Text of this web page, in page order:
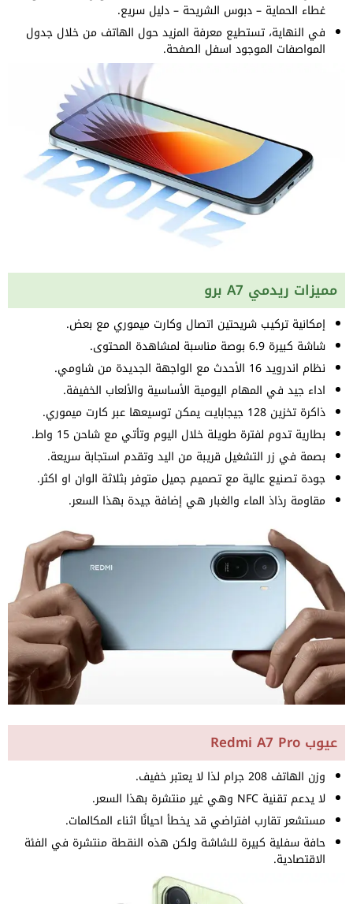
غطاء الحماية – دبوس الشريحة – دليل سريع.
في النهاية، تستطيع معرفة المزيد حول الهاتف من خلال جدول
المواصفات الموجود اسفل الصفحة.
مميزات ريدمي A7 برو
إمكانية تركيب شريحتين اتصال وكارت ميموري مع بعض.
شاشة كبيرة 6.9 بوصة مناسبة لمشاهدة المحتوى.
نظام اندرويد 16 الأحدث مع الواجهة الجديدة من شاومي.
اداء جيد في المهام اليومية الأساسية والألعاب الخفيفة.
ذاكرة تخزين 128 جيجابايت يمكن توسيعها عبر كارت ميموري.
بطارية تدوم لفترة طويلة خلال اليوم وتأتي مع شاحن 15 واط.
بصمة في زر التشغيل قريبة من اليد وتقدم استجابة سريعة.
جودة تصنيع عالية مع تصميم جميل متوفر بثلاثة الوان او اكثر.
مقاومة رذاذ الماء والغبار هي إضافة جيدة بهذا السعر.
عيوب Redmi A7 Pro
وزن الهاتف 208 جرام لذا لا يعتبر خفيف.
لا يدعم تقنية NFC وهي غير منتشرة بهذا السعر.
مستشعر تقارب افتراضي قد يخطأ احيانًا اثناء المكالمات.
حافة سفلية كبيرة للشاشة ولكن هذه النقطة منتشرة في الفئة
الاقتصادية.